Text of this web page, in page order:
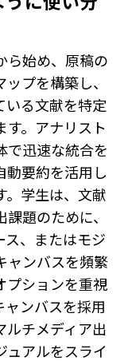
ら始め、原稿の
プを構築し、
いる文献を特定
す。アナリスト
で迅速な統合を
動要約を活用し
。学生は、文献
題のために、
ス、またはモジ
ャンバスを頻繁
プションを重視
ャンバスを採用
ルチメディア出
ュアルをスライ